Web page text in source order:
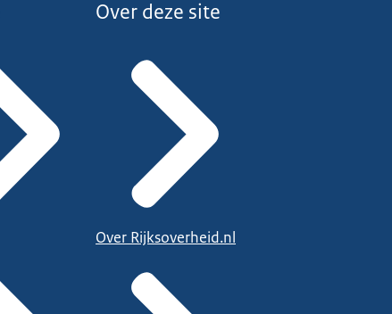
Over deze site
Over Rijksoverheid.nl